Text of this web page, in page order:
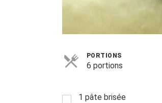
PORTIONS
6 portions
1 pâte brisée